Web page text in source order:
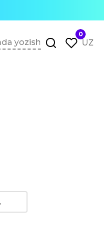
yozish
0
UZ